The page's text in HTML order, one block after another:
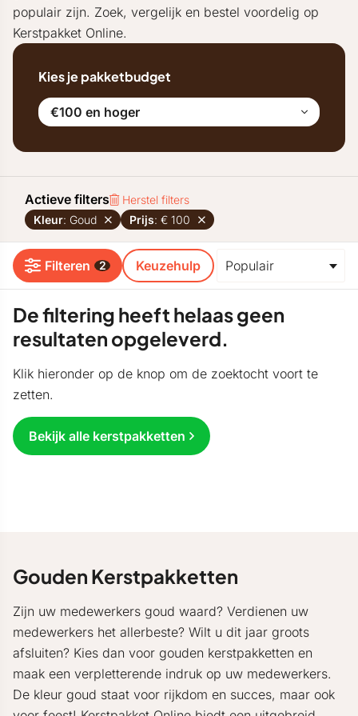
populair zijn. Zoek, vergelijk en bestel voordelig op
Kerstpakket Online.
Kies je pakketbudget
€100 en hoger
Actieve filters
Herstel filters
Kleur: Goud Prijs: € 100
Filteren 2 Keuzehulp
De filtering heeft helaas geen
resultaten opgeleverd.
Klik hieronder op de knop om de zoektocht voort te
zetten.
Bekijk alle kerstpakketten
Gouden Kerstpakketten
Zijn uw medewerkers goud waard? Verdienen uw
medewerkers het allerbeste? Wilt u dit jaar groots
afsluiten? Kies dan voor gouden kerstpakketten en
maak een verpletterende indruk op uw medewerkers.
De kleur goud staat voor rijkdom en succes, maar ook